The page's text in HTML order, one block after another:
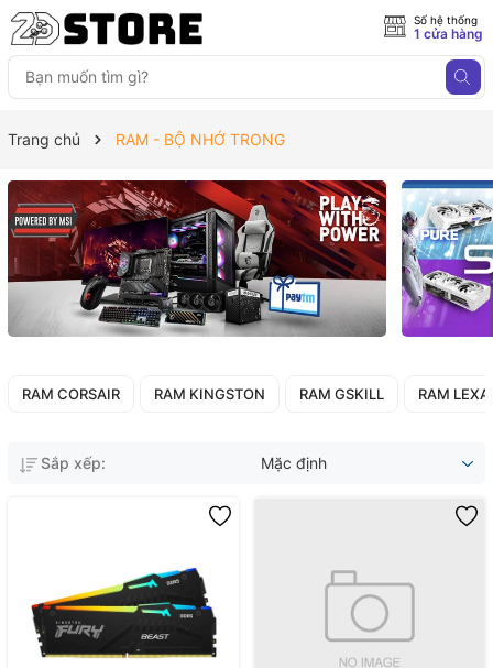
Số hệ thống
1 cửa hàng
Trang chủ RAM - BỘ NHỚ TRONG
RAM CORSAIR RAM KINGSTON RAM GSKILL RAM
Sắp xếp: Mặc định